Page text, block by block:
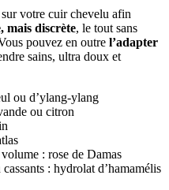
votre cuir chevelu afin
mais discrète, le tout sans
pouvez en outre l’adapter
sains, ultra doux et
ou d’ylang-ylang
ou citron
: rose de Damas
: hydrolat d’hamamélis